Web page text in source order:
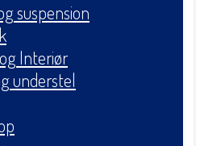
suspension
Interiør
understel